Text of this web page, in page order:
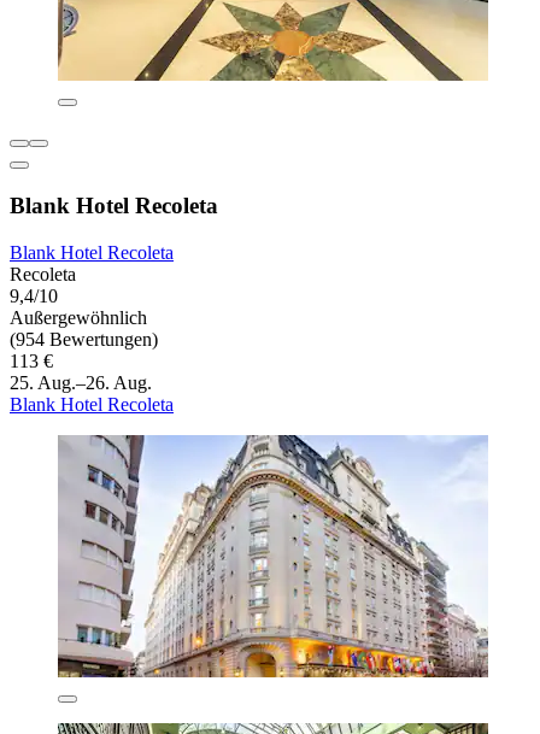
Blank Hotel Recoleta
Blank Hotel Recoleta
Recoleta
9,4/10
Außergewöhnlich
(954 Bewertungen)
113 €
25. Aug.–26. Aug.
Blank Hotel Recoleta